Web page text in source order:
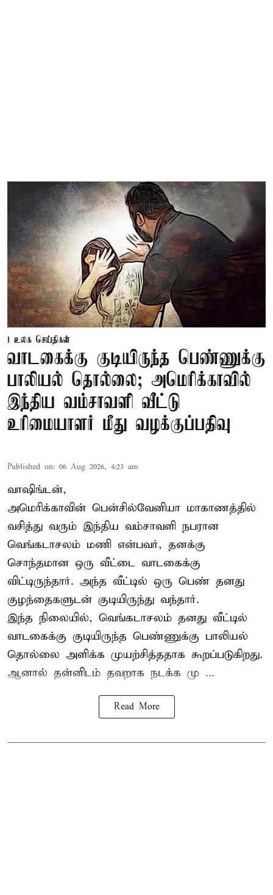
உலக செய்திகள்
வாடகைக்கு குடியிருந்த பெண்ணுக்கு
பாலியல் தொல்லை; அமெரிக்காவில்
இந்திய வம்சாவளி வீட்டு
உரிமையாளர் மீது வழக்குப்பதிவு
Published on: 06 Aug 2026, 4:23 am
வாஷிங்டன்,
அமெரிக்காவின் பென்சில்வேனியா மாகாணத்தில்
வசித்து வரும் இந்திய வம்சாவளி நபரான
வெங்கடாசலம் மணி என்பவர், தனக்கு
சொந்தமான ஒரு வீட்டை வாடகைக்கு
விட்டிருந்தார். அந்த வீட்டில் ஒரு பெண் தனது
குழந்தைகளுடன் குடியிருந்து வந்தார்.
இந்த நிலையில், வெங்கடாசலம் தனது வீட்டில்
வாடகைக்கு குடியிருந்த பெண்ணுக்கு பாலியல்
தொல்லை அளிக்க முயற்சித்ததாக கூறப்படுகிறது.
ஆனால் தன்னிடம் தவறாக நடக்க மு ...
Read More